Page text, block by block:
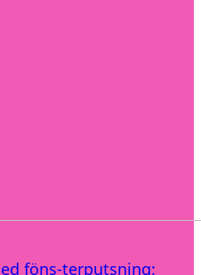
föns-terputsning: